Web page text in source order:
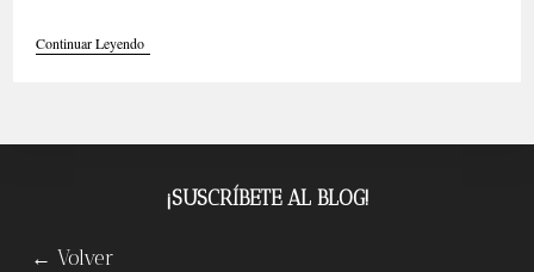
Continuar LeyendoCabello
Afro
¡SUSCRÍBETE AL BLOG!
← Volver